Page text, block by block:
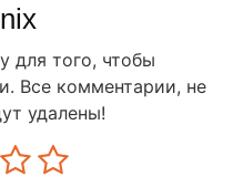
для того, чтобы
Все комментарии, не
удалены!